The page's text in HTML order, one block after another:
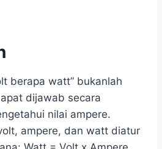
berapa watt” bukanlah
dijawab secara
nilai ampere.
ampere, dan watt diatur